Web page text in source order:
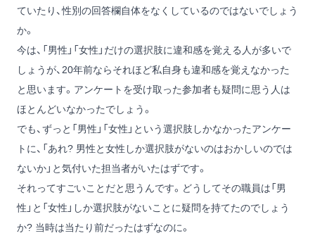
ていたり、性別の回答欄自体をなくしているのではないでしょう
か。
今は、「男性」「女性」だけの選択肢に違和感を覚える人が多いで
しょうが、20年前ならそれほど私自身も違和感を覚えなかった
と思います。アンケートを受け取った参加者も疑問に思う人は
ほとんどいなかったでしょう。
でも、ずっと「男性」「女性」という選択肢しかなかったアンケー
トに、「あれ? 男性と女性しか選択肢がないのはおかしいのでは
ないか」と気付いた担当者がいたはずです。
それってすごいことだと思うんです。どうしてその職員は「男
性」と「女性」しか選択肢がないことに疑問を持てたのでしょう
か? 当時は当たり前だったはずなのに。